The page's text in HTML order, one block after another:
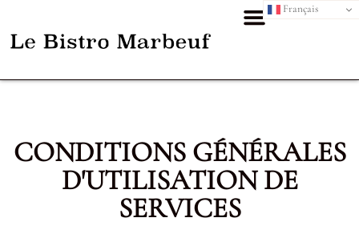
Français
CONDITIONS GÉNÉRALES
D'UTILISATION DE
SERVICES